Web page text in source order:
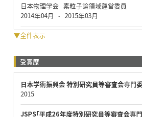
日本物理学会 素粒子論領域運営委員
2014年04月
- 2015年03月
▼全件表示
受賞歴
日本学術振興会 特別研究員等審査会専門
2015
JSPS｢平成26年度特別研究員等審査会専